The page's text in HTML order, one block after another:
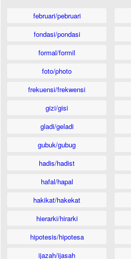
februari/pebruari
fondasi/pondasi
formal/formil
foto/photo
frekuensi/frekwensi
gizi/gisi
gladi/geladi
gubuk/gubug
hadis/hadist
hafal/hapal
hakikat/hakekat
hierarki/hirarki
hipotesis/hipotesa
ijazah/ijasah